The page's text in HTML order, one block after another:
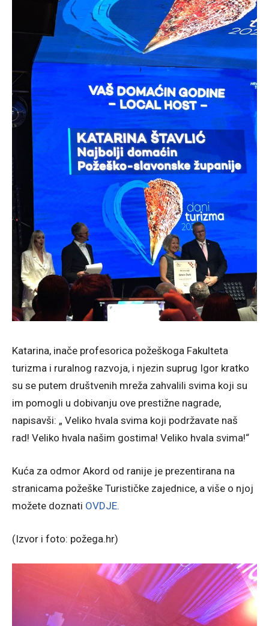
Katarina, inače profesorica požeškoga Fakulteta
turizma i ruralnog razvoja, i njezin suprug Igor kratko
su se putem društvenih mreža zahvalili svima koji su
im pomogli u dobivanju ove prestižne nagrade,
napisavši: „ Veliko hvala svima koji podržavate naš
rad! Veliko hvala našim gostima! Veliko hvala svima!“
Kuća za odmor Akord od ranije je prezentirana na
stranicama požeške Turističke zajednice, a više o njoj
možete doznati OVDJE.
(Izvor i foto: požega.hr)